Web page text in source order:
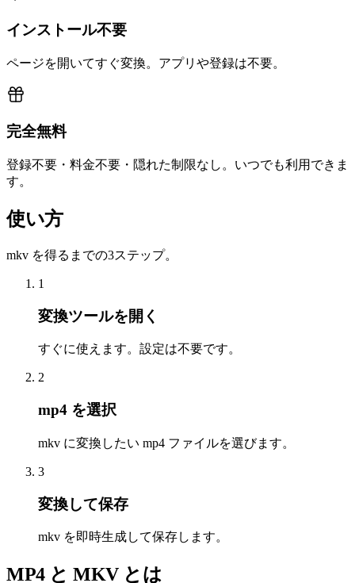
インストール不要
ページを開いてすぐ変換。アプリや登録は不要。
完全無料
登録不要・料金不要・隠れた制限なし。いつでも利用できま
す。
使い方
mkv を得るまでの3ステップ。
1
変換ツールを開く
すぐに使えます。設定は不要です。
2
mp4 を選択
mkv に変換したい mp4 ファイルを選びます。
3
変換して保存
mkv を即時生成して保存します。
MP4 と MKV とは